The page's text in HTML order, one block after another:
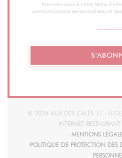
Inscrivez-vous à notre lettre
communications personnalisées et
© 2026 AUX DÉS CALÉS 17 -
INTERNET
MENTIONS
POLITIQUE DE PROTECTION DES